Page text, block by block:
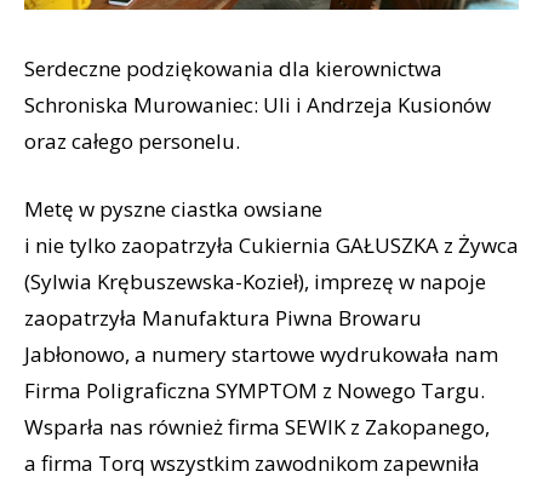
Serdeczne podziękowania dla kierownictwa
Schroniska Murowaniec: Uli i Andrzeja Kusionów
oraz całego personelu.
Metę w pyszne ciastka owsiane
i nie tylko zaopatrzyła Cukiernia GAŁUSZKA z Żywca
(Sylwia Krębuszewska-Kozieł), imprezę w napoje
zaopatrzyła Manufaktura Piwna Browaru
Jabłonowo, a numery startowe wydrukowała nam
Firma Poligraficzna SYMPTOM z Nowego Targu.
Wsparła nas również firma SEWIK z Zakopanego,
a firma Torq wszystkim zawodnikom zapewniła